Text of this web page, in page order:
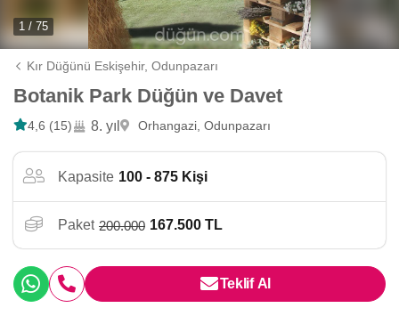
1 / 75
Kır Düğünü Eskişehir,Odunpazarı
Botanik Park Düğün ve Davet
4,6 (15) 8. yıl Orhangazi, Odunpazarı
Kapasite 100 - 875 Kişi
Paket 200.000 167.500 TL
Teklif Al